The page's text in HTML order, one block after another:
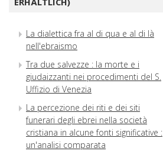
La dialettica fra al di qua e al di là
nell'ebraismo
Tra due salvezze : la morte e i
giudaizzanti nei procedimenti del S.
Uffizio di Venezia
La percezione dei riti e dei siti
funerari degli ebrei nella società
cristiana in alcune fonti significative :
un'analisi comparata